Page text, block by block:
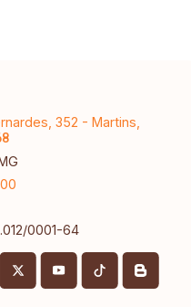
352 - Martins,
0001-64